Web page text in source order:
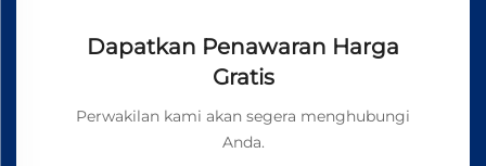
Dapatkan Penawaran Harga
Gratis
Perwakilan kami akan segera menghubungi
Anda.